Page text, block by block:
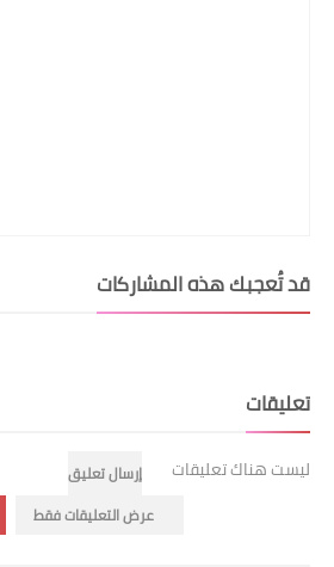
قد تُعجبك هذه المشاركات
تعليقات
ليست هناك تعليقات
إرسال تعليق
عرض التعليقات فقط